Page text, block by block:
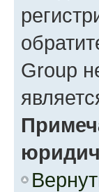
Group